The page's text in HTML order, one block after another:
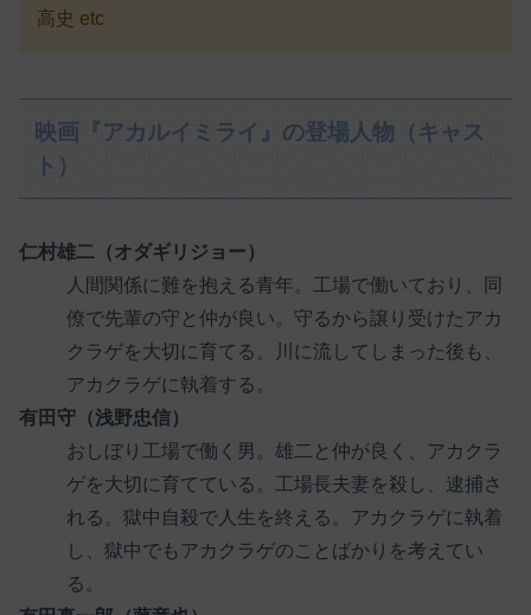
高史 etc
映画『アカルイミライ』の登場人物（キャス
ト）
仁村雄二（オダギリジョー）
人間関係に難を抱える青年。工場で働いており、同
僚で先輩の守と仲が良い。守るから譲り受けたアカ
クラゲを大切に育てる。川に流してしまった後も、
アカクラゲに執着する。
有田守（浅野忠信）
おしぼり工場で働く男。雄二と仲が良く、アカクラ
ゲを大切に育てている。工場長夫妻を殺し、逮捕さ
れる。獄中自殺で人生を終える。アカクラゲに執着
し、獄中でもアカクラゲのことばかりを考えてい
る。